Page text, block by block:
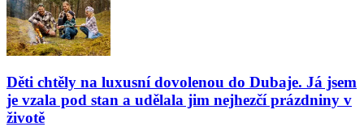
Děti chtěly na luxusní dovolenou do Dubaje. Já jsem
je vzala pod stan a udělala jim nejhezčí prázdniny v
životě